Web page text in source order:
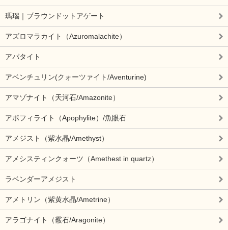
瑪瑙｜ブラウンドットアゲート
アズロマラカイト（Azuromalachite）
アパタイト
アベンチュリン(クォーツァイト/Aventurine)
アマゾナイト（天河石/Amazonite）
アポフィライト（Apophylite）/魚眼石
アメジスト（紫水晶/Amethyst）
アメシスティンクォーツ（Amethest in quartz）
ラベンダーアメジスト
アメトリン（紫黄水晶/Ametrine）
アラゴナイト（霰石/Aragonite）